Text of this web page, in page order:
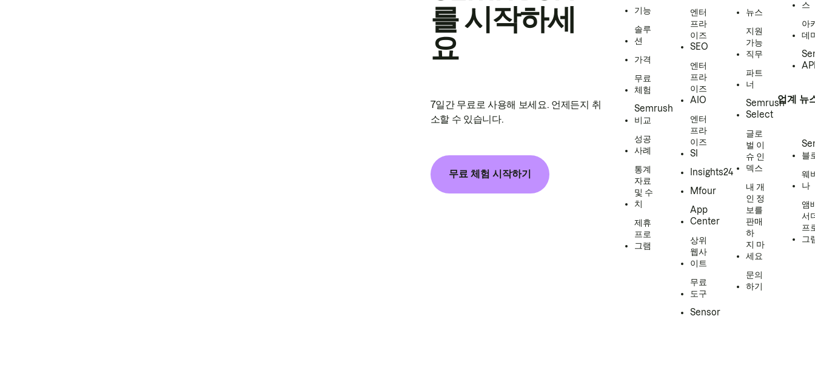
를 시작하세
요
7일간 무료로 사용해 보세요. 언제든지 취
소할 수 있습니다.
무료 체험 시작하기
기능
솔루
션
가격
무료
체험
Semrush
비교
성공
사례
통계
자료
및 수
치
제휴
프로
그램
엔터
프라
이즈
SEO
엔터
프라
이즈
AIO
엔터
프라
이즈
SI
Insights24
Mfour
App
Center
상위
웹사
이트
무료
도구
Sensor
뉴스
지원
가능
직무
파트
너
Semrush
Select
글로
벌 이
슈 인
덱스
내 개
인 정
보를
판매
하
지 마
세요
문의
하기
스
아
데
업계 뉴
블
웨
나
앰
서
프
그